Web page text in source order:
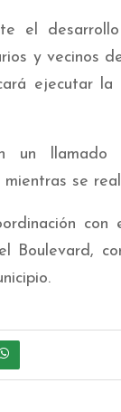
el
y vecinos
ejecutar
un
se
Boulevard,